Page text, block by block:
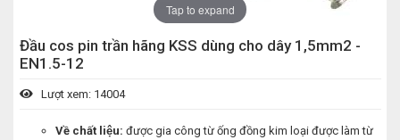
Tap to expand
Đầu cos pin trần hãng KSS dùng cho dây 1,5mm2 -
EN1.5-12
Lượt xem: 14004
Về chất liệu: được gia công từ ống đồng kim loại được làm từ